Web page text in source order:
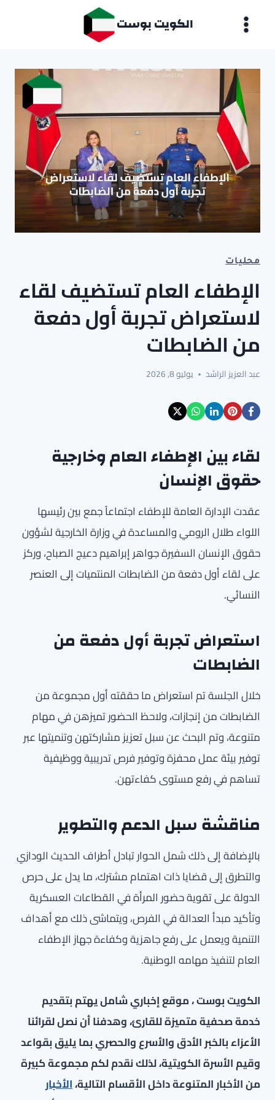
الكويت بوست
محليات
الإطفاء العام تستضيف لقاء
لاستعراض تجربة أول دفعة
من الضابطات
عبد العزيز الراشد يوليو 8, 2026
لقاء بين الإطفاء العام وخارجية
حقوق الإنسان
عقدت الإدارة العامة للإطفاء اجتماعاً جمع بين رئيسها
اللواء طلال الرومي والمساعدة في وزارة الخارجية لشؤون
حقوق الإنسان السفيرة جواهر إبراهيم دعيج الصباح، وركز
على لقاء أول دفعة من الضابطات المنتميات إلى العنصر
النسائي.
استعراض تجربة أول دفعة من
الضابطات
خلال الجلسة تم استعراض ما حققته أول مجموعة من
الضابطات من إنجازات، ولاحظ الحضور تميزهن في مهام
متنوعة، وتم البحث عن سبل تعزيز مشاركتهن وتنميتها عبر
توفير بيئة عمل محفزة وتوفير فرص تدريبية ووظيفية
تساهم في رفع مستوى كفاءتهن.
مناقشة سبل الدعم والتطوير
بالإضافة إلى ذلك شمل الحوار تبادل أطراف الحديث الودازي
والتطرق إلى قضايا ذات اهتمام مشترك، ما يدل على حرص
الدولة على تقوية حضور المرأة في القطاعات العسكرية
وتأكيد مبدأ العدالة في الفرص، ويتماشى ذلك مع أهداف
التنمية ويعمل على رفع جاهزية وكفاءة جهاز الإطفاء
العام لتنفيذ مهامه الوطنية.
الكويت بوست ، موقع إخباري شامل يهتم بتقديم
خدمة صحفية متميزة للقارئ، وهدفنا أن نصل لقرائنا
الأعزاء بالخبر الأدق والأسرع والحصري بما يليق بقواعد
وقيم الأسرة الكويتية، لذلك نقدم لكم مجموعة كبيرة
من الأخبار المتنوعة داخل الأقسام التالية،الأخبار